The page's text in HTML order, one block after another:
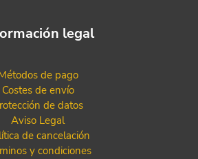
legal
de pago
Costes de envío
de datos
Aviso Legal
de cancelación
y condiciones